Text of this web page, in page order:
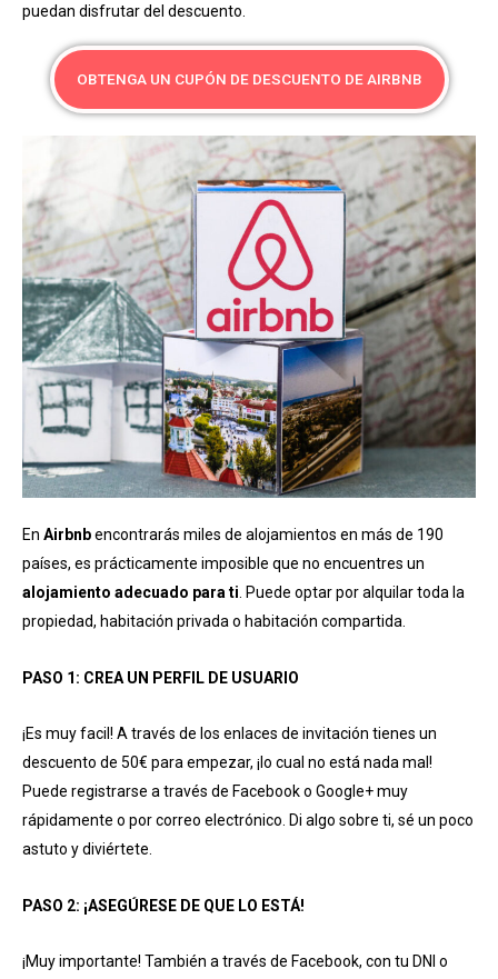
puedan disfrutar del descuento.
OBTENGA UN CUPÓN DE DESCUENTO DE AIRBNB
En Airbnbencontrarás miles de alojamientos en más de 190
países, es prácticamente imposible que no encuentres un
alojamiento adecuado para ti. Puede optar por alquilar toda la
propiedad, habitación privada o habitación compartida.
PASO 1: CREA UN PERFIL DE USUARIO
¡Es muy facil! A través de los enlaces de invitación tienes un
descuento de 50€ para empezar, ¡lo cual no está nada mal!
Puede registrarse a través de Facebook o Google+ muy
rápidamente o por correo electrónico. Di algo sobre ti, sé un poco
astuto y diviértete.
PASO 2: ¡ASEGÚRESE DE QUE LO ESTÁ!
¡Muy importante! También a través de Facebook, con tu DNI o